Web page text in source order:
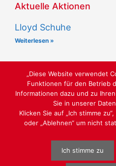
Aktuelle Aktionen
Lloyd Schuhe
Weiterlesen »
WEBGESTALTUNGWWW.SABU-
„Diese Website verwendet
Funktionen für den Betrieb
Informationen dazu und zu
Sie in unserer
Klicken Sie auf „Ich stimme
oder „Ablehnen“ um nicht
Ich stimme zu